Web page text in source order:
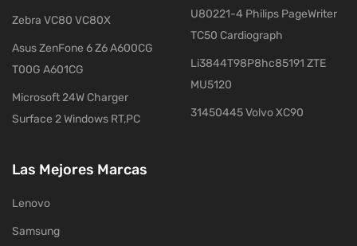
Zebra VC80 VC80X
Asus ZenFone 6 Z6 A600CG
T00G A601CG
Microsoft 24W Charger
Surface 2 Windows RT,PC
U80221-4 Philips PageWriter
TC50 Cardiograph
Li3844T98P8hc85191 ZTE
MU5120
31450445 Volvo XC90
Las Mejores Marcas
Lenovo
Samsung